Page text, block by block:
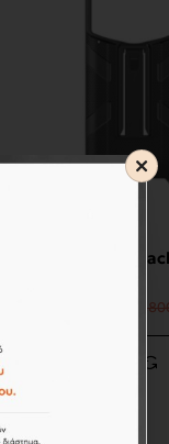
Ulefone